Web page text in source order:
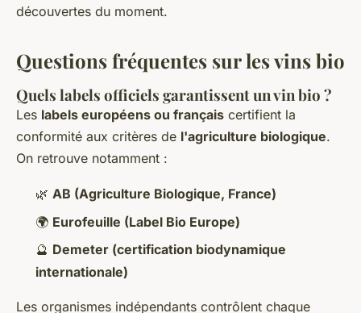
découvertes du moment.
Questions fréquentes sur les vins bio
Quels labels officiels garantissent un vin bio ?
Les labels européens ou français certifient la
conformité aux critères de l'agriculture biologique.
On retrouve notamment :
🌿 AB (Agriculture Biologique, France)
🌍 Eurofeuille (Label Bio Europe)
🔮 Demeter (certification biodynamique
internationale)
Les organismes indépendants contrôlent chaque